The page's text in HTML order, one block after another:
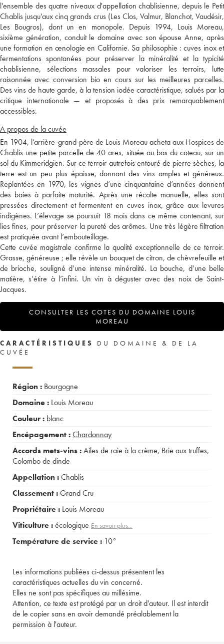
l'ensemble des quatre niveaux d'appellation chablisienne, depuis le Petit
Chablis jusqu'aux cinq grands crus (Les Clos, Valmur, Blanchot, Vaudésir,
Les Bougros), dont un en monopole. Depuis 1994, Louis Moreau,
sixième génération, conduit le domaine avec son épouse Anne, après
une formation en œnologie en Californie. Sa philosophie : cuves inox et
fermentations spontanées pour préserver la minéralité et la typicité
chablisienne, sélections massales pour valoriser les terroirs, lutte
raisonnée avec conversion bio en cours sur les meilleures parcelles.
Des vins de haute garde, à la tension iodée caractéristique, salués par la
critique internationale — et proposés à des prix remarquablement
accessibles.
A propos de la cuvée
En 1904, l’arrière-grand-père de Louis Moreau acheta aux Hospices de
Chablis une petite parcelle de 40 ares, située au bas du coteau, sur un
sol du Kimmeridgien. Sur ce terroir autrefois entouré de pierre sèches, la
terre est un peu plus épaisse, donnant des vins amples et généreux.
Replantées en 1970, les vignes d’une cinquantaine d’années donnent
des baies à parfaite maturité. Après une récolte manuelle, elles sont
pressées directement et fermentent en cuves inox, grâce aux levures
indigènes. L’élevage se poursuit 18 mois dans ce même contenant, sur
lies fines, pour préserver la pureté des arômes. Une très légère filtration
est pratiquée avant l’embouteillage.
Cette cuvée magistrale confirme la qualité exceptionnelle de ce terroir.
Grasse, généreuse ; elle révèle un bouquet de citron, de chèvrefeuille et
de brioche, souligné d’une intense minéralité. La bouche, d’une belle
matière, s’étire à l’infini. Un vin à déguster avec des noix de Saint-
Jacques.
CONSULTER LES COTES DU DOMAINE LOUIS
MOREAU
CARACTÉRISTIQUES
DU DOMAINE & DE LA
CUVÉE
Région : Bourgogne
Domaine : Louis Moreau
Couleur : blanc
Encépagement :Chardonnay
Accords mets-vins :Ailes de raie à la crème, Brie aux truffes,
Colombo de dinde
Appellation :Chablis
Classement :Grand Cru
Propriétaire : Louis Moreau
Viticulture :écologique En savoir plus...
Température de service : 10°
Les informations publiées ci-dessus présentent les
caractéristiques actuelles du vin concerné.
Elles ne sont pas spécifiques au millésime.
Attention, ce texte est protégé par un droit d'auteur. Il est interdit
de le copier sans en avoir demandé préalablement la
permission à l'auteur.